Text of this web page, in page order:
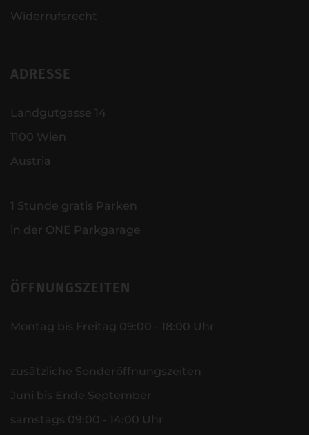
Widerrufsrecht
ADRESSE
Landgutgasse 14
1100 Wien
Austria
1 Stunde gratis Parken
in der ONE Parkgarage
ÖFFNUNGSZEITEN
Montag bis Freitag 09:00 - 18:00 Uhr
zusätzliche Sonderöffnungszeiten
Juni bis Ende September
samstags 09:00 - 14:00 Uhr